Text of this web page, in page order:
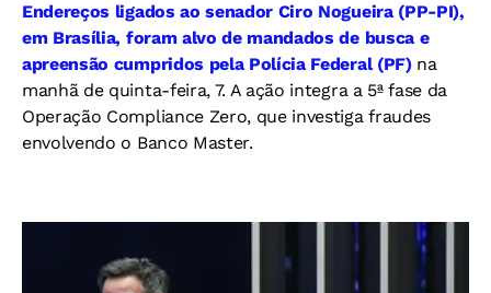
Endereços ligados ao senador Ciro Nogueira (PP-PI),
em Brasília, foram alvo de mandados de busca e
apreensão cumpridos pela Polícia Federal (PF)na
manhã de quinta-feira, 7. A ação integra a 5ª fase da
Operação Compliance Zero, que investiga fraudes
envolvendo o Banco Master.